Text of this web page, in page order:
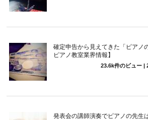
確定申告から見えてきた「ピアノ
ピアノ教室業界情報】
23.6k件のビュー|
発表会の講師演奏でピアノの先生